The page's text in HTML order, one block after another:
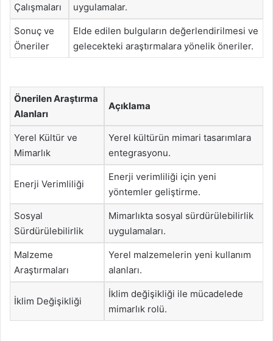
Çalışmaları
uygulamalar.
Sonuç ve
Öneriler
Elde edilen bulguların değerlendirilmesi ve
gelecekteki araştırmalara yönelik öneriler.
Önerilen Araştırma
Alanları
Açıklama
Yerel Kültür ve
Mimarlık
Yerel kültürün mimari tasarımlara
entegrasyonu.
Enerji Verimliliği
Enerji verimliliği için yeni
yöntemler geliştirme.
Sosyal
Sürdürülebilirlik
Mimarlıkta sosyal sürdürülebilirlik
uygulamaları.
Malzeme
Araştırmaları
Yerel malzemelerin yeni kullanım
alanları.
İklim Değişikliği
İklim değişikliği ile mücadelede
mimarlık rolü.